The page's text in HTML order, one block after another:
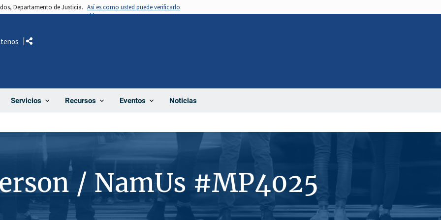
Departamento de Justicia. Así es como usted puede verificarlo
Servicios Recursos Eventos Noticias
Comparte
/ NamUs #MP4025